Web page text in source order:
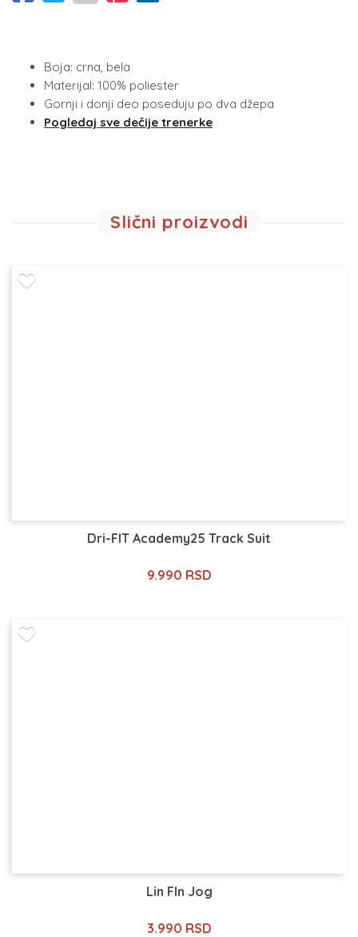
Boja: crna, bela
Materijal: 100% poliester
Gornji i donji deo poseduju po dva džepa
Pogledaj sve dečije trenerke
Slični proizvodi
Dri-FIT Academy25 Track Suit
9.990 RSD
Lin Fln Jog
3.990 RSD